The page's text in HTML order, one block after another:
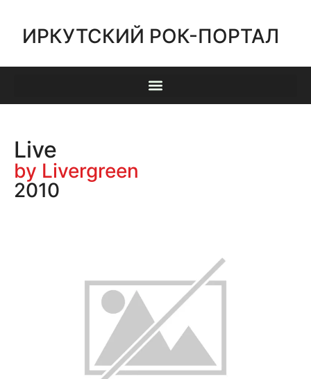
ИРКУТСКИЙ РОК-ПОРТАЛ
Live
by Livergreen
2010